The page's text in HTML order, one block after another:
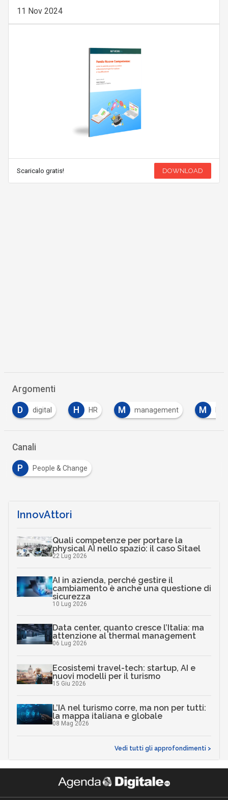
11 Nov 2024
Scaricalo gratis! DOWNLOAD
Argomenti
H HR M management M Millennial S
Canali
P People & Change
InnovAttori
Quali competenze per portare la
physical AI nello spazio: il caso Sitael
22 Lug 2026
AI in azienda, perché gestire il
cambiamento è anche una questione di
sicurezza
10 Lug 2026
Data center, quanto cresce l’Italia: ma
attenzione al thermal management
06 Lug 2026
Ecosistemi travel-tech: startup, AI e
nuovi modelli per il turismo
15 Giu 2026
L’IA nel turismo corre, ma non per tutti:
la mappa italiana e globale
08 Mag 2026
Vedi tutti gli approfondimenti >